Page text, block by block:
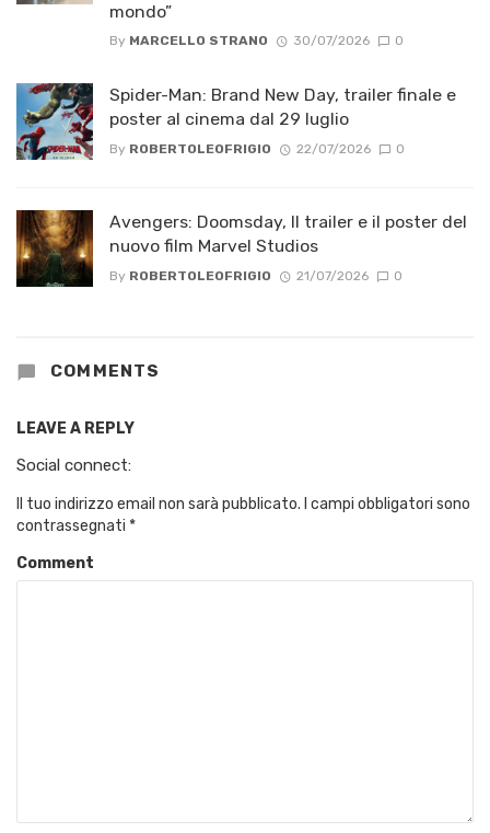
mondo”
By MARCELLO STRANO 30/07/2026 0
Spider-Man: Brand New Day, trailer finale e
poster al cinema dal 29 luglio
By ROBERTOLEOFRIGIO 22/07/2026 0
Avengers: Doomsday, Il trailer e il poster del
nuovo film Marvel Studios
By ROBERTOLEOFRIGIO 21/07/2026 0
COMMENTS
LEAVE A REPLY
Social connect:
Il tuo indirizzo email non sarà pubblicato. I campi obbligatori sono
contrassegnati *
Comment